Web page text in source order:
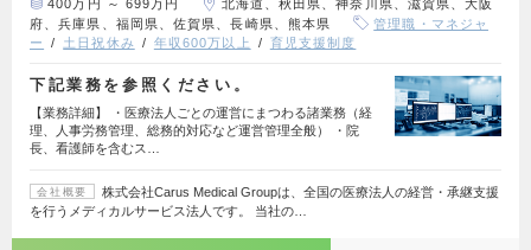
400万円 ～ 699万円
北海道、秋田県、神奈川県、滋賀県、大阪
府、兵庫県、福岡県、佐賀県、長崎県、熊本県
管理職・マネジャ
ー
土日祝休み 年収600万以上 育児支援制度
下記業務を参照ください。
【業務詳細】 ・医療法人ごとの運営にまつわる諸業務（経
理、人事労務管理、総務的対応など運営管理全般） ・院
長、看護師を含むス…
会社概要
株式会社Carus Medical Groupは、全国の医療法人の経営・承継支援
を行うメディカルサービス法人です。 当社の…